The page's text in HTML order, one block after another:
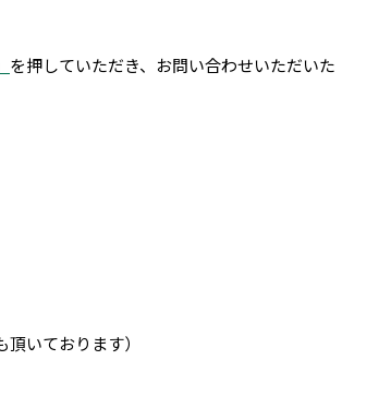
を押していただき、お問い合わせいただいた
いております）